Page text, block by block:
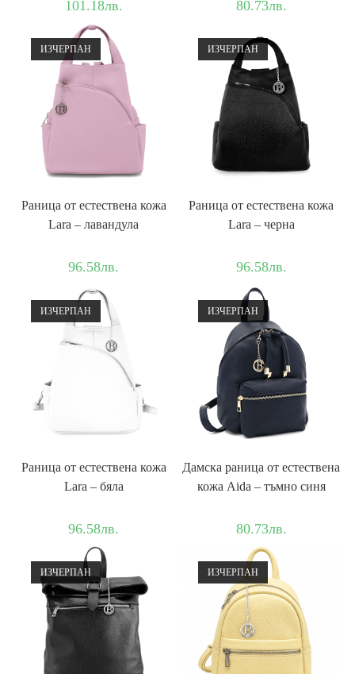
101.18лв. 80.73лв.
ИЗЧЕРПАН
Раница от естествена кожа
Lara – лавандула
96.58лв.
ИЗЧЕРПАН
Раница от естествена кожа
Lara – черна
96.58лв.
ИЗЧЕРПАН
Раница от естествена кожа
Lara – бяла
96.58лв.
ИЗЧЕРПАН
Дамска раница от естествена
кожа Aida – тъмно синя
80.73лв.
ИЗЧЕРПАН ИЗЧЕРПАН